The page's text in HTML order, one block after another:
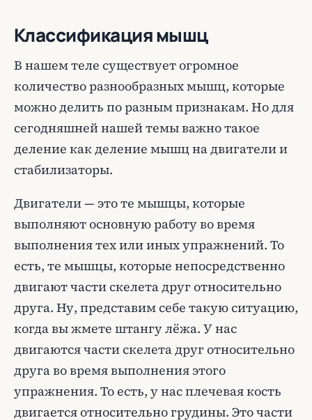
Классификация мышц
В нашем теле существует огромное
количество разнообразных мышц, которые
можно делить по разным признакам. Но для
сегодняшней нашей темы важно такое
деление как деление мышц на двигатели и
стабилизаторы.
Двигатели — это те мышцы, которые
выполняют основную работу во время
выполнения тех или иных упражнений. То
есть, те мышцы, которые непосредственно
двигают части скелета друг относительно
друга. Ну, представим себе такую ситуацию,
когда вы жмете штангу лёжа. У нас
двигаются части скелета друг относительно
друга во время выполнения этого
упражнения. То есть, у нас плечевая кость
двигается относительно грудины. Это части